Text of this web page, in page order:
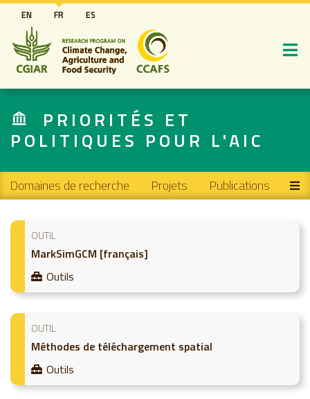
Aller
au
contenu
principal
EN FR ES
PRIORITÉS ET
POLITIQUES POUR L'AIC
Main navigation
Domaines de recherche Projets Publications
OUTIL
MarkSimGCM [français]
Outils
OUTIL
Méthodes de téléchargement spatial
Outils